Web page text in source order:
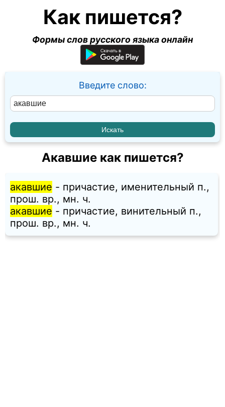
Как пишется?
Формы слов русского языка онлайн
Введите слово:
Акавшие как пишется?
акавшие - причастие, именительный п.,
прош. вр., мн. ч.
акавшие - причастие, винительный п.,
прош. вр., мн. ч.